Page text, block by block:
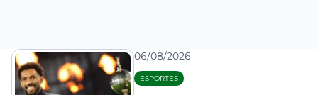
06/08/2026
ESPORTES